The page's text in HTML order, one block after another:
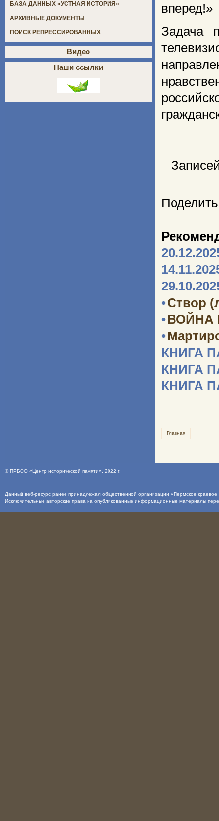
вперед!»
Задача
•Створ
•ВОЙНА
•
КНИГА
КНИГА
КНИГА
Главная
БАЗА ДАННЫХ «УСТНАЯ ИСТОРИЯ»
АРХИВНЫЕ ДОКУМЕНТЫ
ПОИСК РЕПРЕССИРОВАННЫХ
Видео
Наши ссылки
©ПРБОО «Центр исторической памяти» , 2022 г.
Данный веб-ресурс ранее принадлежал общественной организации «Пермское
Исключительные авторские права на опубликованные информационные материалы